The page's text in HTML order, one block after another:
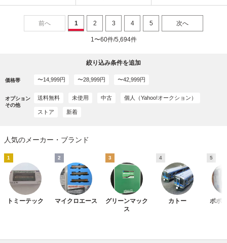
前へ 1 2 3 4 5 次へ
1〜60件/5,694件
絞り込み条件を追加
価格帯 〜14,999円 〜28,999円 〜42,999円
オプション
その他
送料無料 未使用 中古 個人（Yahoo!オークション）
ストア 新着
人気のメーカー・ブランド
1
トミーテック
2
マイクロエース
3
グリーンマック
ス
4
カトー
5
ポポ